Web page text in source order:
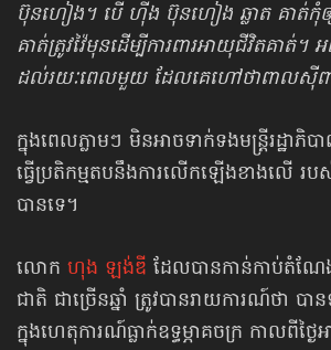
ប៊ុនហៀង។ បើ ហ៊ីង ប៊ុនហៀង ឆ្លាត គាត់កុំ
គាត់ត្រូវវ៉ៃមុនដើម្បីការពារអាយុជីវិតគាត់
ដល់រយៈពេលមួយ ដែលគេហៅថា​ពាលស៊ី
ក្នុងពេលភ្លាមៗ មិនអាចទាក់ទងមន្ត្រីរដ្ឋាភិ
ធ្វើប្រតិកម្មតបនឹងការលើកឡើងខាងលើ
បានទេ។
លោក ហុង ឡង់ឌី ដែលបាន​កាន់កាប់​តំណែ
ជាតិ ជាច្រើនឆ្នាំ ត្រូវបានរាយការណ៍ថា
ក្នុងហេតុការណ៍​ធ្លាក់ឧទ្ធម្ភាគចក្រ កាល​ពីថ្ងៃ​